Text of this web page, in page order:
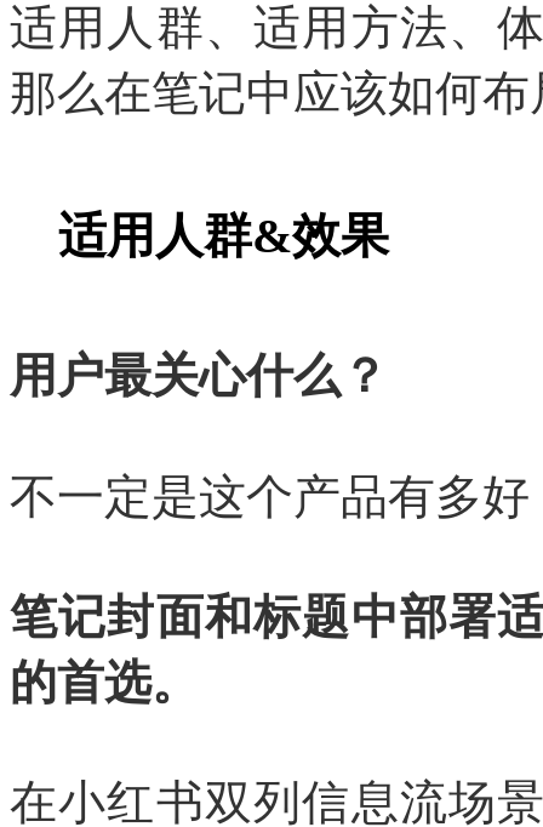
适用人群、适用方法、
那么在笔记中应该如何布
适用人群&效果
用户最关心什么？
不一定是这个产品有多
笔记封面和标题中部署
的首选。
在小红书双列信息流场